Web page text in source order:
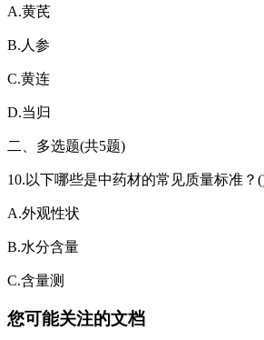
A.黄芪
B.人参
C.黄连
D.当归
二、多选题(共5题)
10.以下哪些是中药材的常见质量标准？
A.外观性状
B.水分含量
C.含量测
您可能关注的文档